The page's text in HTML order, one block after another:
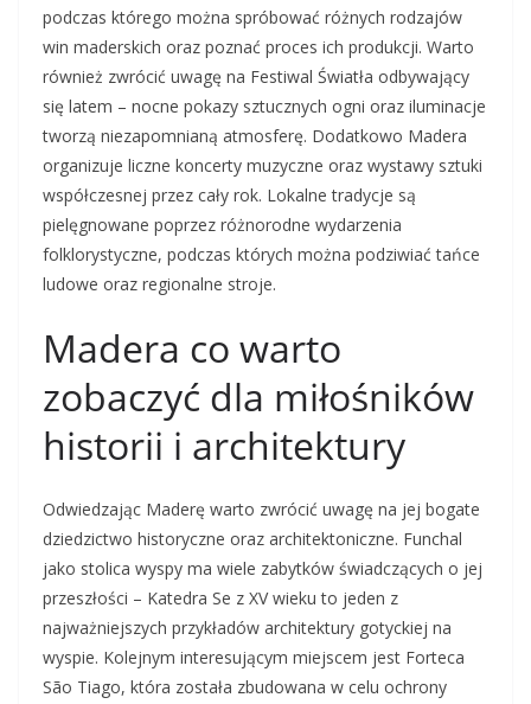
podczas którego można spróbować różnych rodzajów
win maderskich oraz poznać proces ich produkcji. Warto
również zwrócić uwagę na Festiwal Światła odbywający
się latem – nocne pokazy sztucznych ogni oraz iluminacje
tworzą niezapomnianą atmosferę. Dodatkowo Madera
organizuje liczne koncerty muzyczne oraz wystawy sztuki
współczesnej przez cały rok. Lokalne tradycje są
pielęgnowane poprzez różnorodne wydarzenia
folklorystyczne, podczas których można podziwiać tańce
ludowe oraz regionalne stroje.
Madera co warto
zobaczyć dla miłośników
historii i architektury
Odwiedzając Maderę warto zwrócić uwagę na jej bogate
dziedzictwo historyczne oraz architektoniczne. Funchal
jako stolica wyspy ma wiele zabytków świadczących o jej
przeszłości – Katedra Se z XV wieku to jeden z
najważniejszych przykładów architektury gotyckiej na
wyspie. Kolejnym interesującym miejscem jest Forteca
São Tiago, która została zbudowana w celu ochrony